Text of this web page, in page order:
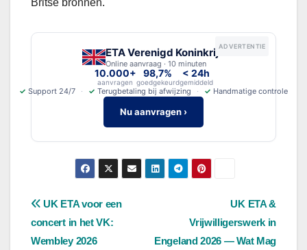
Britse bronnen.
ADVERTENTIE
ETA Verenigd Koninkrijk
Online aanvraag · 10 minuten
10.000+
aanvragen
98,7%
goedgekeurd
< 24h
gemiddeld
✓ Support 24/7 ✓ Terugbetaling bij afwijzing ✓ Handmatige controle
Nu aanvragen ›
Bericht
navigatie
UK ETA &
Vrijwilligerswerk in
Engeland 2026 — Wat Mag
UK ETA voor een
concert in het VK:
Wembley 2026